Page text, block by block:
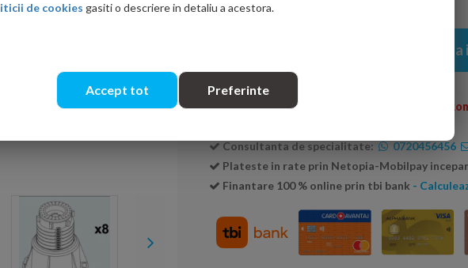
Transport GRATUIT la comenzi peste 600
Consultanta de specialitate:
0720456456
Plateste in rate prin Netopia-Mobilpay
Finantare 100 % online prin tbi bank -
de cookies gasiti o descriere in detaliu a acestora.
Accept tot Preferinte